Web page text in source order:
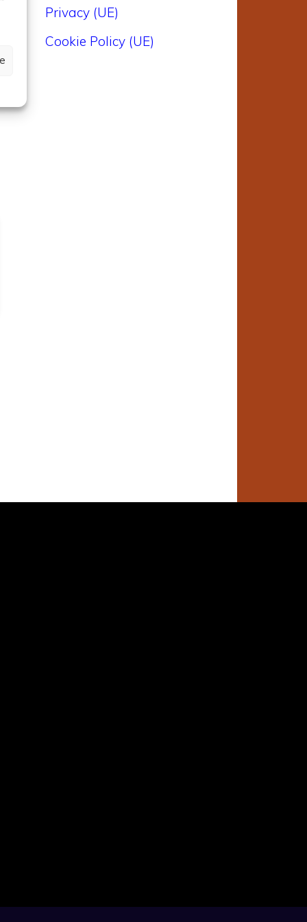
Privacy (UE)
Cookie Policy (UE)